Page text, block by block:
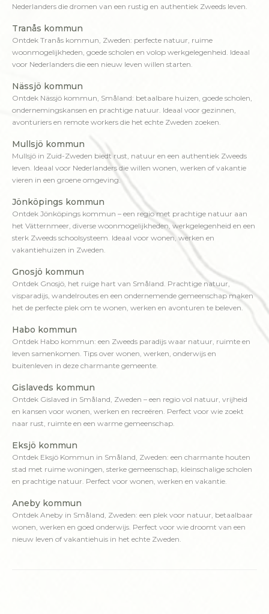
Nederlanders die dromen van een rustig en authentiek Zweeds leven.
Tranås kommun
Ontdek Tranås kommun, Zweden: perfecte natuur, ruime
woonmogelijkheden, goede scholen en volop werkgelegenheid. Ideaal
voor Nederlanders die een nieuw leven willen starten.
Nässjö kommun
Ontdek Nässjö kommun, Småland: betaalbare huizen, goede scholen,
ondernemingskansen en prachtige natuur. Ideaal voor gezinnen,
avonturiers en remote workers die het echte Zweden zoeken.
Mullsjö kommun
Mullsjö in Zuid-Zweden biedt rust, natuur en een authentiek Zweeds
leven. Ideaal voor Nederlanders die willen wonen, werken of vakantie
vieren in een groene omgeving.
Jönköpings kommun
Ontdek Jönköpings kommun – een regio met prachtige natuur aan
het Vätternmeer, diverse woonmogelijkheden, werkgelegenheid en een
sterk Zweeds schoolsysteem. Ideaal voor wonen, werken en
vakantiehuizen in Zweden.
Gnosjö kommun
Ontdek Gnosjö, het ruige hart van Småland. Prachtige natuur,
visparadijs, wandelroutes en een ondernemende gemeenschap maken
het de perfecte plek om te wonen, werken en avonturen te beleven.
Habo kommun
Ontdek Habo kommun: een Zweeds paradijs waar natuur, ruimte en
leven samenkomen. Tips over wonen, werken, onderwijs en
buitenleven in deze charmante gemeente.
Gislaveds kommun
Ontdek Gislaved in Småland, Zweden – een regio vol natuur, vrijheid
en kansen voor wonen, werken en recreëren. Perfect voor wie zoekt
naar rust, ruimte en een warme gemeenschap.
Eksjö kommun
Ontdek Eksjö Kommun in Småland, Zweden: een charmante houten
stad met ruime woningen, sterke gemeenschap, kleinschalige scholen
en prachtige natuur. Perfect voor wonen, werken en vakantie.
Aneby kommun
Ontdek Aneby in Småland, Zweden: een plek voor natuur, betaalbaar
wonen, werken en goed onderwijs. Perfect voor wie droomt van een
nieuw leven of vakantiehuis in het echte Zweden.